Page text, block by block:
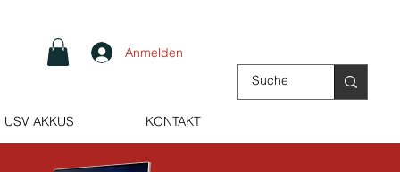
USV AKKUS KONTAKT
Anmelden